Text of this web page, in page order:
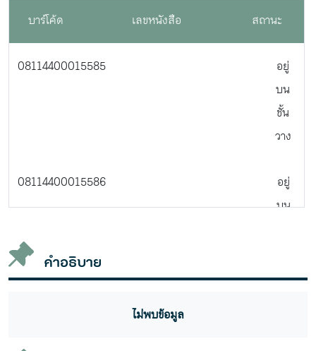
บาร์โค้ด เลขหนังสือ สถานะ
08114400015585
อยู่
บน
ชั้น
วาง
08114400015586
อยู่
บน
คำอธิบาย
ไม่พบข้อมูล